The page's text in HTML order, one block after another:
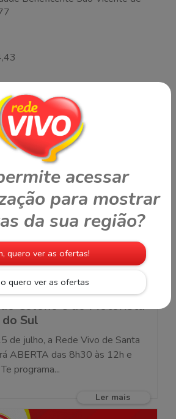
2025
NOVIDADES
Colono e do Motorista
Sul
de julho, a Rede Vivo de Santa
ABERTA das 8h30 às 12h e
programa...
Ler mais
acessar
para mostrar
da sua região?
quero ver as ofertas!
quero ver as ofertas